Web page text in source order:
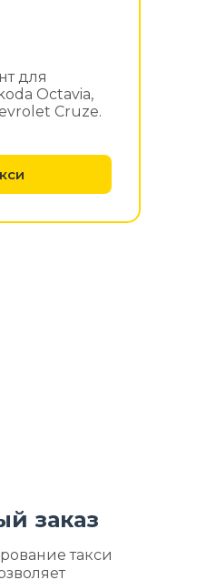
для
Octavia,
Cruze.
заказ
такси